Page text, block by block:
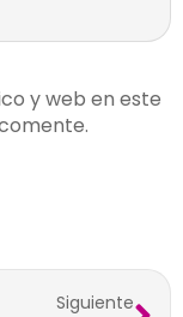
y web en este
Siguiente